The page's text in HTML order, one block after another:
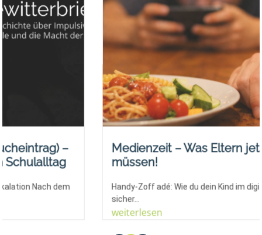
Medienzeit – Was Eltern jetzt wissen
müssen!
Handy-Zoff adé: Wie du dein Kind im digitalen Dschungel